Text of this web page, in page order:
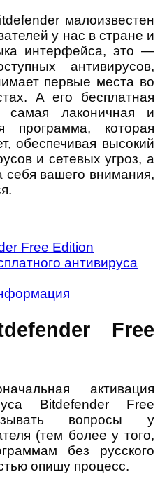
малоизвестен
у нас в стране и
интерфейса, это —
антивирусов,
первые места во
А его бесплатная
лаконичная и
программа, которая
обеспечивая высокий
и сетевых угроз, а
вашего внимания,
Free Edition
антивируса
Free
активация
Bitdefender Free
вопросы у
(тем более у того,
без русского
опишу процесс.